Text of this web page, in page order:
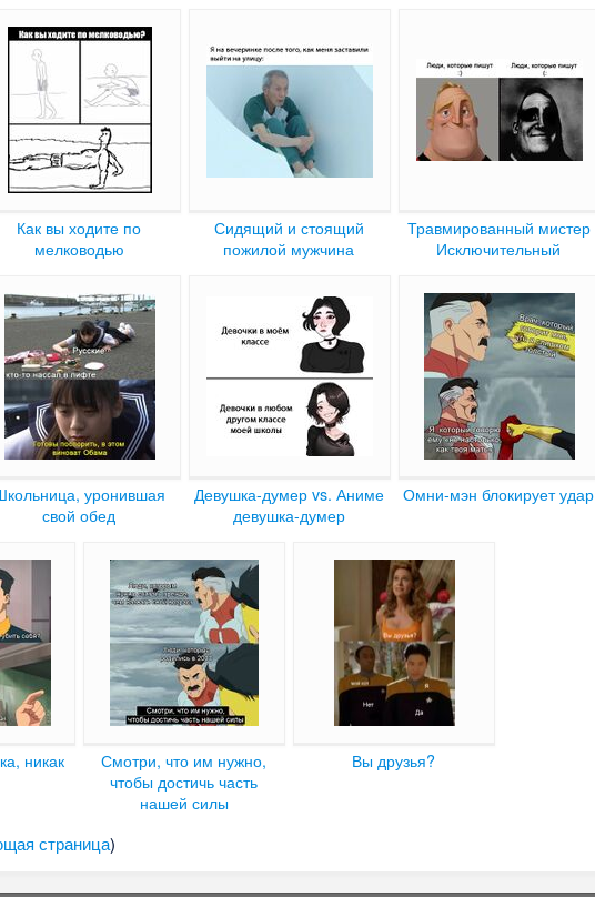
Как вы ходите по
мелководью
Сидящий и стоящий
пожилой мужчина
Травмированный мистер
Исключительный
уронившая
свой обед
Девушка-думер vs. Аниме
девушка-думер
Омни-мэн блокирует удар
никак
Смотри, что им нужно,
чтобы достичь часть
нашей силы
Вы друзья?
страница)